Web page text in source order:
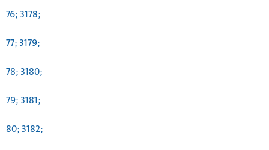
76; 3178;
77; 3179;
78; 3180;
79; 3181;
80; 3182;